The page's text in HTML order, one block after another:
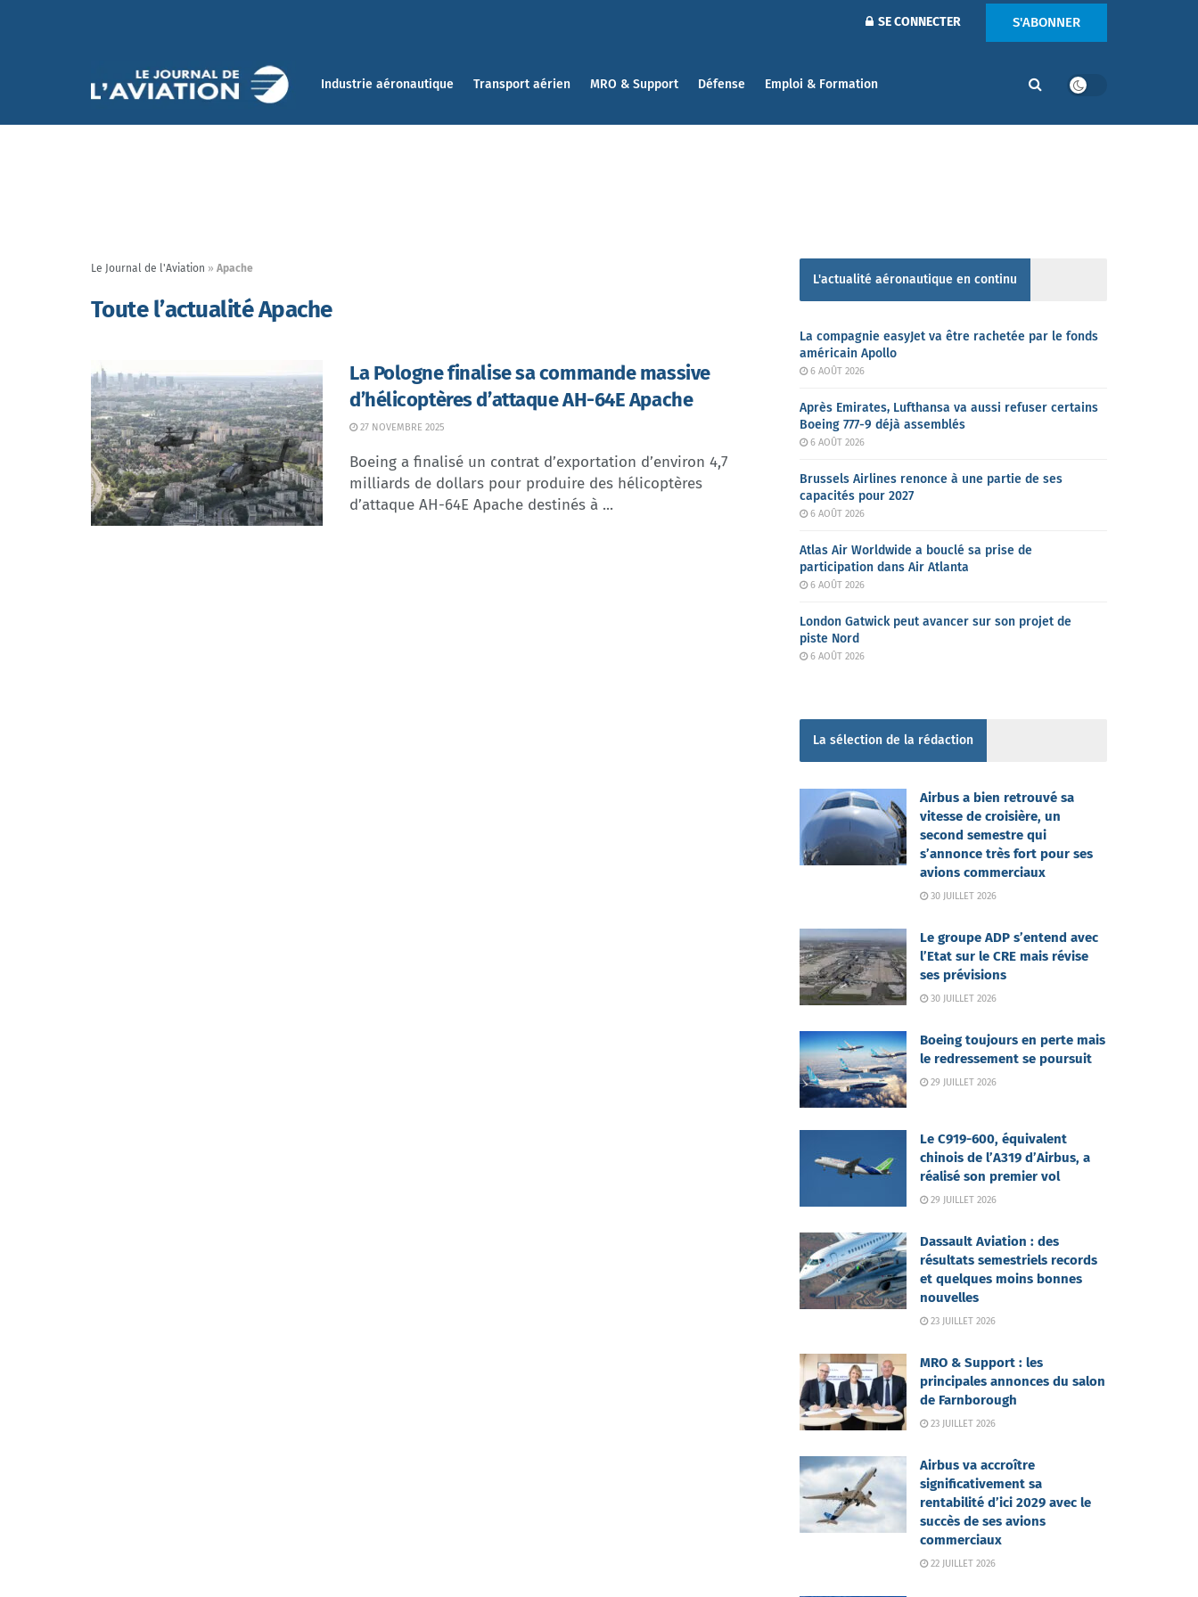
SE CONNECTER S'ABONNER
Industrie aéronautique Transport aérien MRO & Support Défense Emploi & Formation
Le Journal de l'Aviation » Apache
Toute l’actualité Apache
La Pologne finalise sa commande massive
d’hélicoptères d’attaque AH-64E Apache
27 NOVEMBRE 2025
Boeing a finalisé un contrat d’exportation d’environ 4,7
milliards de dollars pour produire des hélicoptères
d’attaque AH-64E Apache destinés à ...
L'actualité aéronautique en continu
La compagnie easyJet va être rachetée par le fonds
américain Apollo
6 AOÛT 2026
Après Emirates, Lufthansa va aussi refuser certains
Boeing 777-9 déjà assemblés
6 AOÛT 2026
Brussels Airlines renonce à une partie de ses
capacités pour 2027
6 AOÛT 2026
Atlas Air Worldwide a bouclé sa prise de
participation dans Air Atlanta
6 AOÛT 2026
London Gatwick peut avancer sur son projet de
piste Nord
6 AOÛT 2026
La sélection de la rédaction
Airbus a bien retrouvé sa
vitesse de croisière, un
second semestre qui
s’annonce très fort pour ses
avions commerciaux
30 JUILLET 2026
Le groupe ADP s’entend avec
l’Etat sur le CRE mais révise
ses prévisions
30 JUILLET 2026
Boeing toujours en perte mais
le redressement se poursuit
29 JUILLET 2026
Le C919-600, équivalent
chinois de l’A319 d’Airbus, a
réalisé son premier vol
29 JUILLET 2026
Dassault Aviation : des
résultats semestriels records
et quelques moins bonnes
nouvelles
23 JUILLET 2026
MRO & Support : les
principales annonces du salon
de Farnborough
23 JUILLET 2026
Airbus va accroître
significativement sa
rentabilité d’ici 2029 avec le
succès de ses avions
commerciaux
22 JUILLET 2026